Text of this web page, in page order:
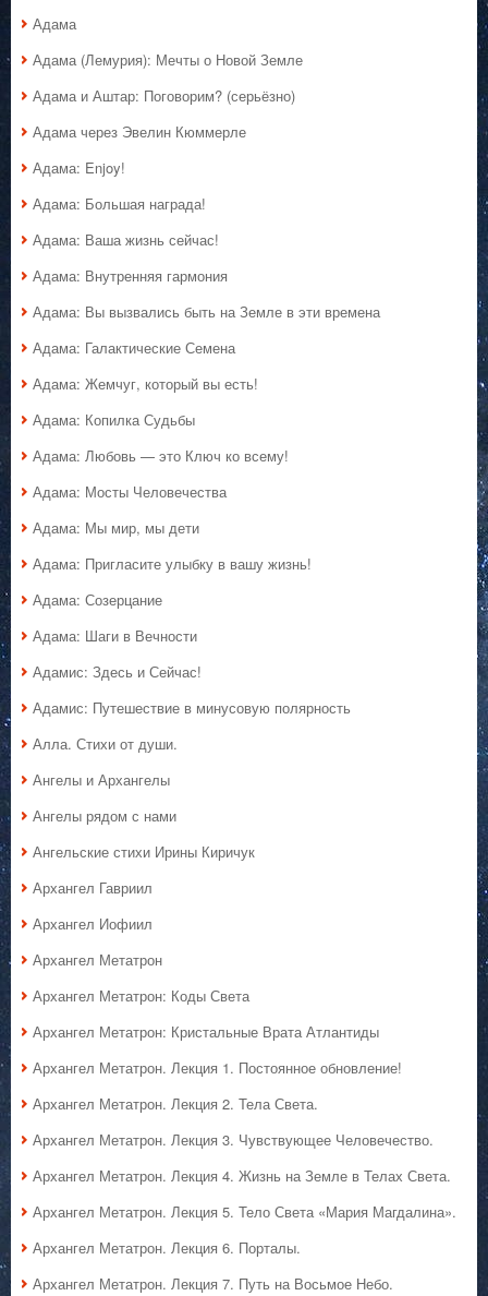
Адама
Адама (Лемурия): Мечты о Новой Земле
Адама и Аштар: Поговорим? (серьёзно)
Адама через Эвелин Кюммерле
Адама: Enjoy!
Адама: Большая награда!
Адама: Ваша жизнь сейчас!
Адама: Внутренняя гармония
Адама: Вы вызвались быть на Земле в эти времена
Адама: Галактические Семена
Адама: Жемчуг, который вы есть!
Адама: Копилка Судьбы
Адама: Любовь — это Ключ ко всему!
Адама: Мосты Человечества
Адама: Мы мир, мы дети
Адама: Пригласите улыбку в вашу жизнь!
Адама: Созерцание
Адама: Шаги в Вечности
Адамис: Здесь и Сейчас!
Адамис: Путешествие в минусовую полярность
Алла. Стихи от души.
Ангелы и Архангелы
Ангелы рядом с нами
Ангельские стихи Ирины Киричук
Архангел Гавриил
Архангел Иофиил
Архангел Метатрон
Архангел Метатрон: Коды Света
Архангел Метатрон: Кристальные Врата Атлантиды
Архангел Метатрон. Лекция 1. Постоянное обновление!
Архангел Метатрон. Лекция 2. Тела Света.
Архангел Метатрон. Лекция 3. Чувствующее Человечество.
Архангел Метатрон. Лекция 4. Жизнь на Земле в Телах Света.
Архангел Метатрон. Лекция 5. Тело Света «Мария Магдалина».
Архангел Метатрон. Лекция 6. Порталы.
Архангел Метатрон. Лекция 7. Путь на Восьмое Небо.